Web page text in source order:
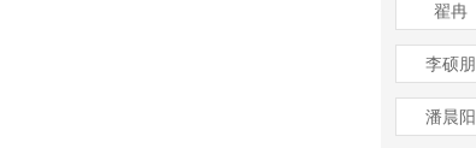
翟冉
李硕朋
潘晨阳